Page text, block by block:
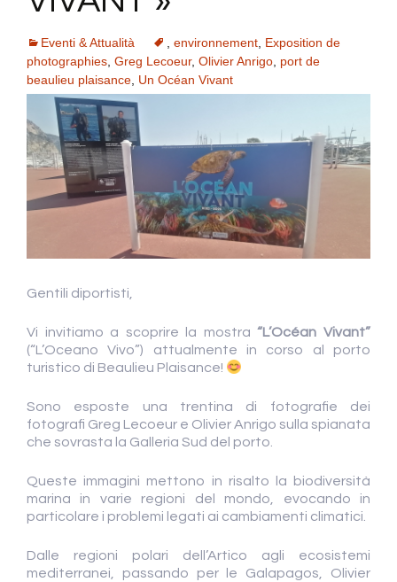
Eventi & Attualità environnement Exposition de
photographies Greg Lecoeur, Olivier Anrigo port de
beaulieu plaisance Un Océan Vivant
Gentili diportisti,
Vi invitiamo a scoprire la mostra“L’Océan Vivant”
(“L’Oceano Vivo”) attualmente in corso al porto
turistico di Beaulieu Plaisance!
Sono esposte una trentina di fotografie dei
fotografi Greg Lecoeur e Olivier Anrigo sulla spianata
che sovrasta la Galleria Sud del porto.
Queste immagini mettono in risalto la biodiversità
marina in varie regioni del mondo, evocando in
particolare i problemi legati ai cambiamenti climatici.
Dalle regioni polari dell’Artico agli ecosistemi
mediterranei, passando per le Galapagos, Olivier